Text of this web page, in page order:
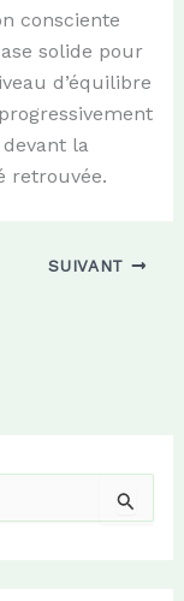
consciente
solide pour
d’équilibre
la
retrouvée.
SUIVANT